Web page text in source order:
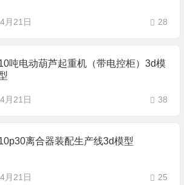
月21日 28
吨电动葫芦起重机（带电控柜）3d模
月21日 38
离合器装配生产线3d模型
月21日 25